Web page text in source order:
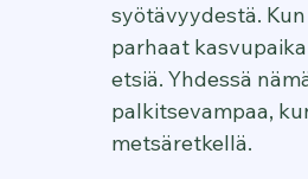
syötävyydestä.
parhaat
etsiä. Yhdessä
palkitsevampaa,
metsäretkellä.